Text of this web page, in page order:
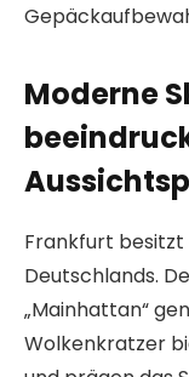
Moderne
Frankfurt besitzt
Deutschlands.
„Mainhattan“
Wolkenkratzer